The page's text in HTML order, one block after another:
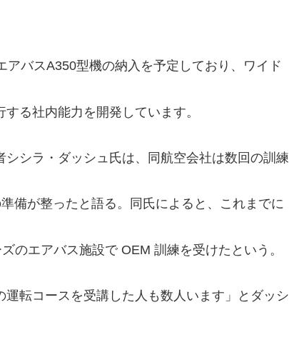
アバスA350型機の納入を予定しており、ワイド
る社内能力を開発しています。
シラ・ダッシュ氏は、同航空会社は数回の訓練
備が整ったと語る。同氏によると、これまでに
のエアバス施設で OEM 訓練を受けたという。
運転コースを受講した人も数人います」とダッシ